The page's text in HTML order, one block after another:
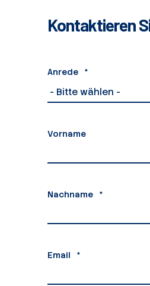
Kontaktieren
Anrede *
Vorname
Nachname *
Email *